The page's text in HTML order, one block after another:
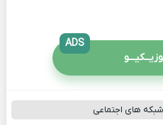
ADS
های اجتماعی